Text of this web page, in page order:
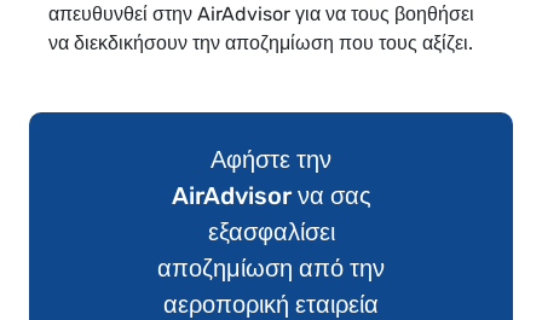
απευθυνθεί στην AirAdvisor για να τους βοηθήσει
να διεκδικήσουν την αποζημίωση που τους αξίζει.
Αφήστε την
AirAdvisor να σας
εξασφαλίσει
αποζημίωση από την
αεροπορική εταιρεία